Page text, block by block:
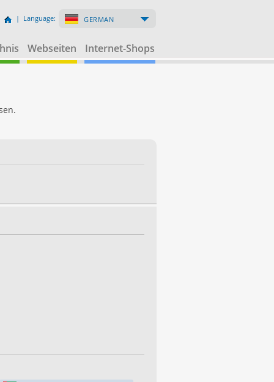
| Language: GERMAN
Webseiten Internet-Shops